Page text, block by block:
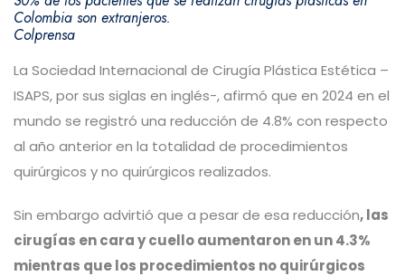
Colombia son extranjeros.
Colprensa
La Sociedad Internacional de Cirugía Plástica Estética –
ISAPS, por sus siglas en inglés-, afirmó que en 2024 en el
mundo se registró una reducción de 4.8% con respecto
al año anterior en la totalidad de procedimientos
quirúrgicos y no quirúrgicos realizados.
Sin embargo advirtió que a pesar de esa reducción, las
cirugías en cara y cuello aumentaron en un 4.3%
mientras que los procedimientos no quirúrgicos